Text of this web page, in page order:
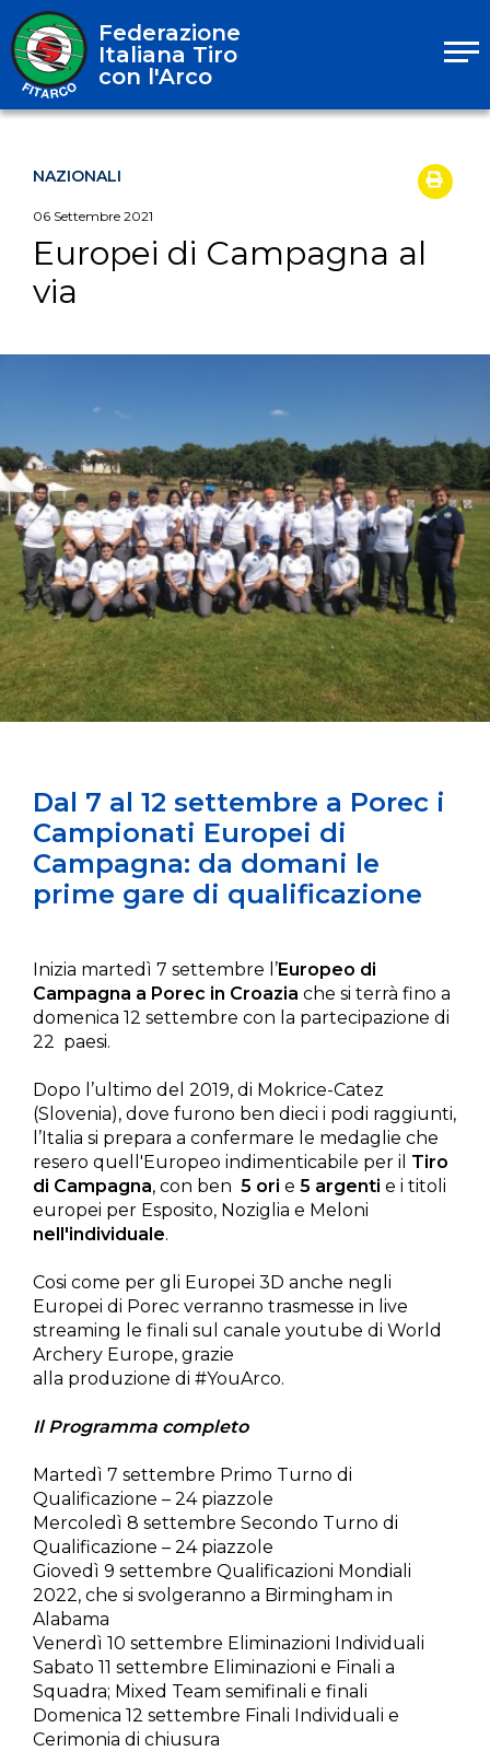
Federazione
Italiana Tiro
con l'Arco
NAZIONALI
06 Settembre 2021
Europei di Campagna al
via
Dal 7 al 12 settembre a Porec i
Campionati Europei di
Campagna: da domani le
prime gare di qualificazione
Inizia martedì 7 settembre l’Europeo di
Campagna a Porec in Croazia che si terrà fino a
domenica 12 settembre con la partecipazione di
22 paesi.
Dopo l’ultimo del 2019, di Mokrice-Catez
(Slovenia), dove furono ben dieci i podi raggiunti,
l’Italia si prepara a confermare le medaglie che
resero quell'Europeo indimenticabile per il Tiro
di Campagna, con ben 5 ori e 5 argenti e i titoli
europei per Esposito, Noziglia e Meloni
nell'individuale.
Cosi come per gli Europei 3D anche negli
Europei di Porec verranno trasmesse in live
streaming le finali sul canale youtube di World
Archery Europe, grazie
alla produzione di #YouArco.
Il Programma completo
Martedì 7 settembre Primo Turno di
Qualificazione – 24 piazzole
Mercoledì 8 settembre Secondo Turno di
Qualificazione – 24 piazzole
Giovedì 9 settembre Qualificazioni Mondiali
2022, che si svolgeranno a Birmingham in
Alabama
Venerdì 10 settembre Eliminazioni Individuali
Sabato 11 settembre Eliminazioni e Finali a
Squadra; Mixed Team semifinali e finali
Domenica 12 settembre Finali Individuali e
Cerimonia di chiusura